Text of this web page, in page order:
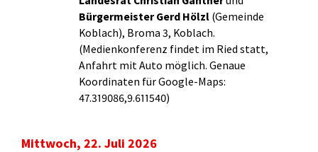
Bürgermeister Gerd Hölzl (Gemeinde
Koblach), Broma 3, Koblach.
(Medienkonferenz findet im Ried statt,
Anfahrt mit Auto möglich. Genaue
Koordinaten für Google-Maps:
47.319086,9.611540)
Mittwoch, 22. Juli 2026